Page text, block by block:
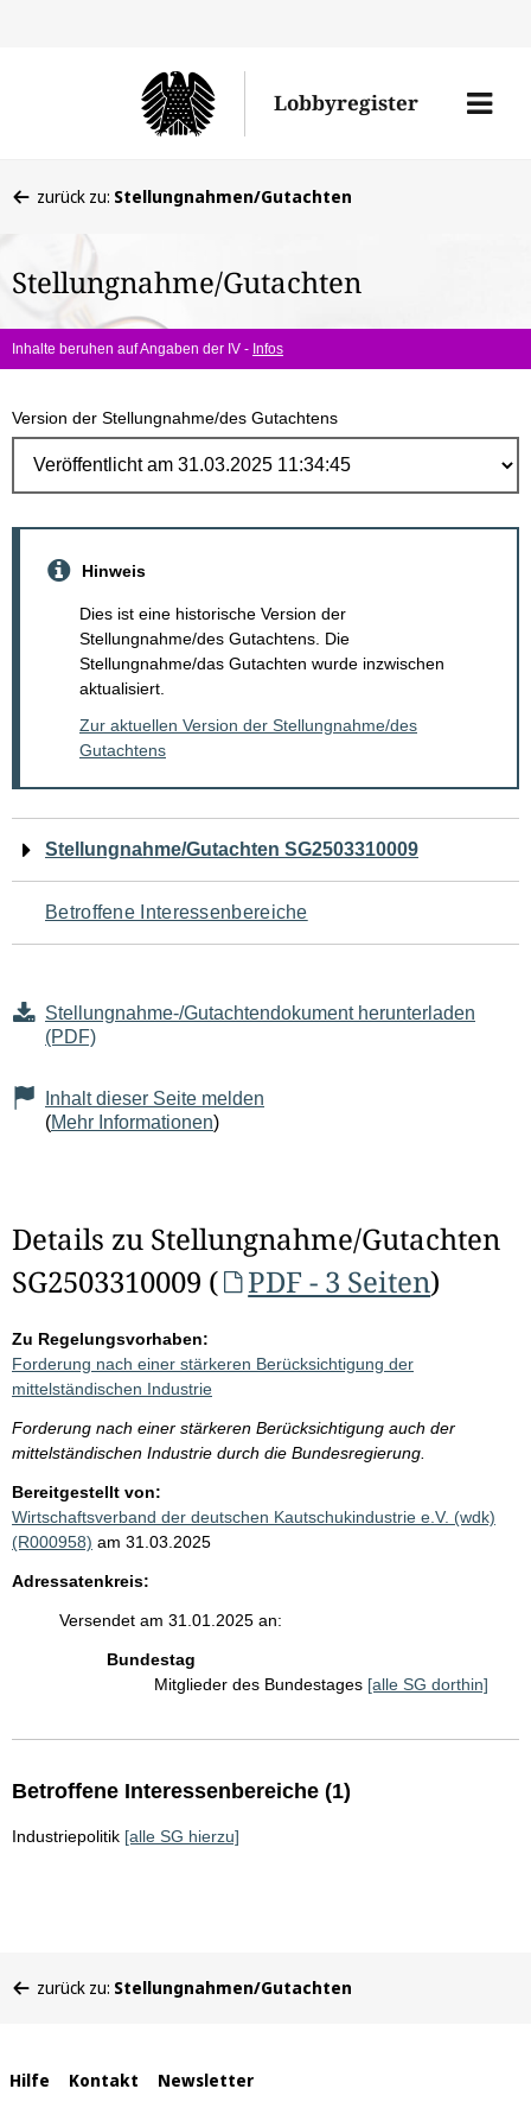
Lobbyregister
Menü
befinden
hier:
zurück zu: Stellungnahmen/Gutachten
Stellungnahme/Gutachten
Inhalte beruhen auf Angaben der IV - Infos
Version der Stellungnahme/des Gutachtens
Hinweis
Dies ist eine historische Version der
Stellungnahme/des Gutachtens. Die
Stellungnahme/das Gutachten wurde inzwischen
aktualisiert.
Zur aktuellen Version der Stellungnahme/des
Gutachtens
Navigation
für
den
Seiteninhalt
Stellungnahme/Gutachten SG2503310009
Betroffene Interessenbereiche
Stellungnahme-/Gutachtendokument herunterladen
(PDF)
Inhalt dieser Seite melden
(Mehr Informationen)
Details zu Stellungnahme/Gutachten
SG2503310009 (
PDF - 3 Seiten)
Zu Regelungsvorhaben:
Forderung nach einer stärkeren Berücksichtigung der
mittelständischen Industrie
Forderung nach einer stärkeren Berücksichtigung auch der
mittelständischen Industrie durch die Bundesregierung.
Bereitgestellt von:
Wirtschaftsverband der deutschen Kautschukindustrie e.V. (wdk)
(R000958) am 31.03.2025
Adressatenkreis:
Versendet am 31.01.2025 an:
Bundestag
Mitglieder des Bundestages [alle SG dorthin]
Betroffene Interessenbereiche (1)
Industriepolitik [alle SG hierzu]
befinden
zurück zu: Stellungnahmen/Gutachten
Interne
Hilfe Kontakt Newsletter